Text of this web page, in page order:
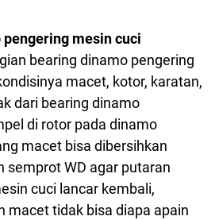
mesin cuci
bearing dinamo pengering
macet, kotor, karatan,
dari bearing dinamo
di rotor pada dinamo
macet bisa dibersihkan
semprot WD agar putaran
cuci lancar kembali,
macet tidak bisa diapa apain